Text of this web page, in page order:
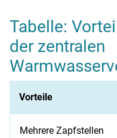
Tabelle:
der zentralen
Vorteile
Mehrere Zapfstellen